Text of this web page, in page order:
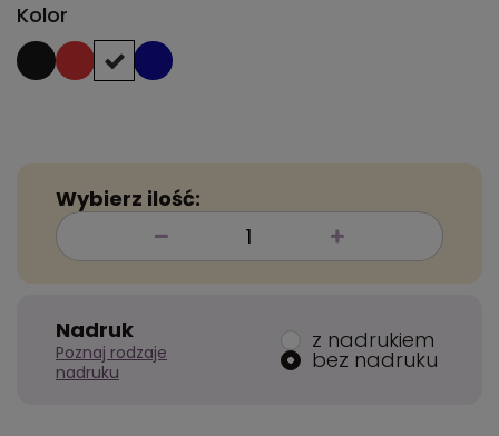
Kolor
Wybierz ilość:
Nadruk
Poznaj rodzaje
nadruku
z nadrukiem
bez nadruku